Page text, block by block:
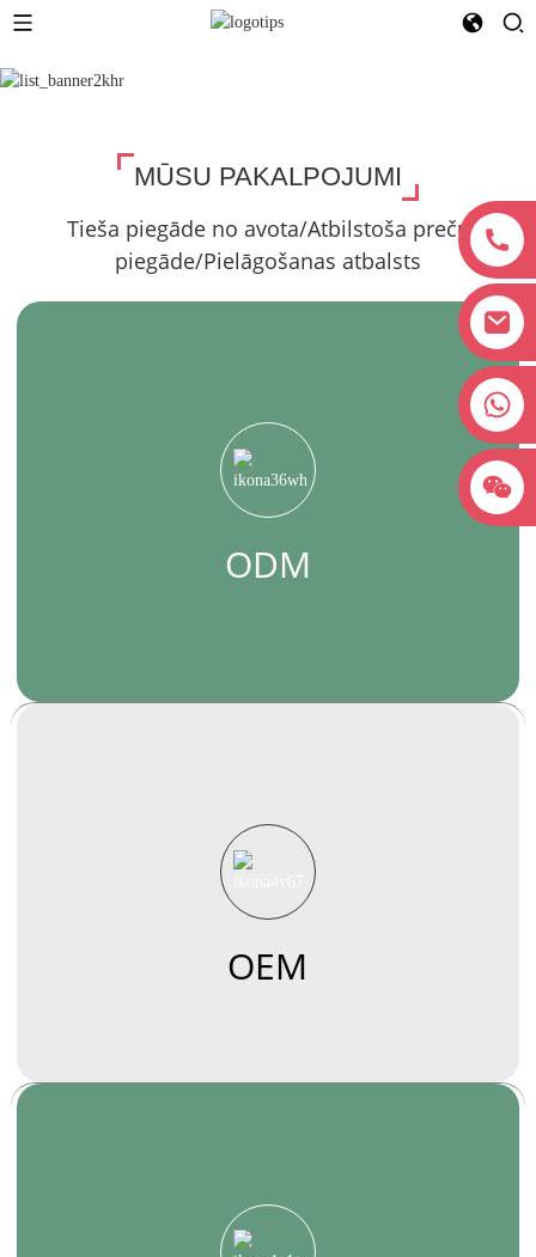
MŪSU PAKALPOJUMI
Tieša piegāde no avota/Atbilstoša preču
piegāde/Pielāgošanas atbalsts
ODM
OEM